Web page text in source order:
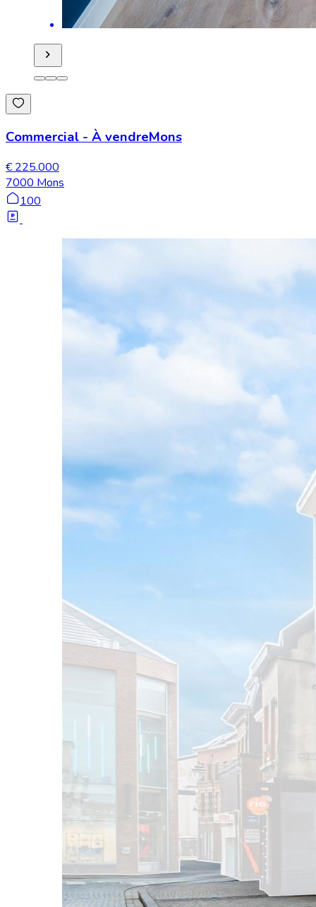
Commercial - À vendreMons
€ 225.000
7000 Mons
100